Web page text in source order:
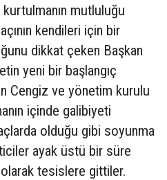
mutluluğu
kendileri için bir
dikkat çeken Başkan
yeni bir başlangıç
Cengiz ve yönetim kurulu
içinde galibiyeti
olduğu gibi soyunma
ayak üstü bir süre
tesislere gittiler.